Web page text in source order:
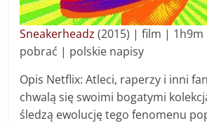
Sneakerheadz (2015) | film |
pobrać | polskie napisy
Opis Netflix: Atleci, raperzy i inni
chwalą się swoimi bogatymi
śledzą ewolucję tego fenomenu